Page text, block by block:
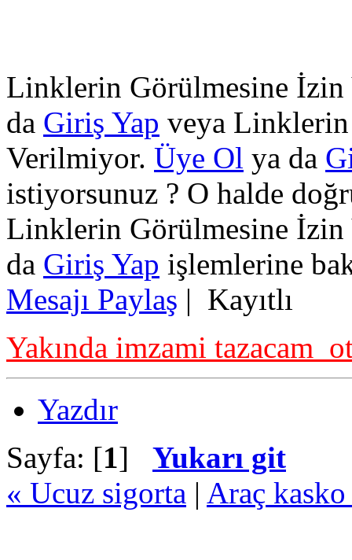
Linklerin Görülmesine
da Giriş Yap veya
Verilmiyor. Üye Ol ya da
istiyorsunuz ? O halde
Linklerin Görülmesine
da Giriş Yap işlemlerine
Mesajı Paylaş | Kayıtlı
Yakında imzami tazacam
Yazdır
Sayfa: [1] Yukarı git
« Ucuz sigorta | Araç